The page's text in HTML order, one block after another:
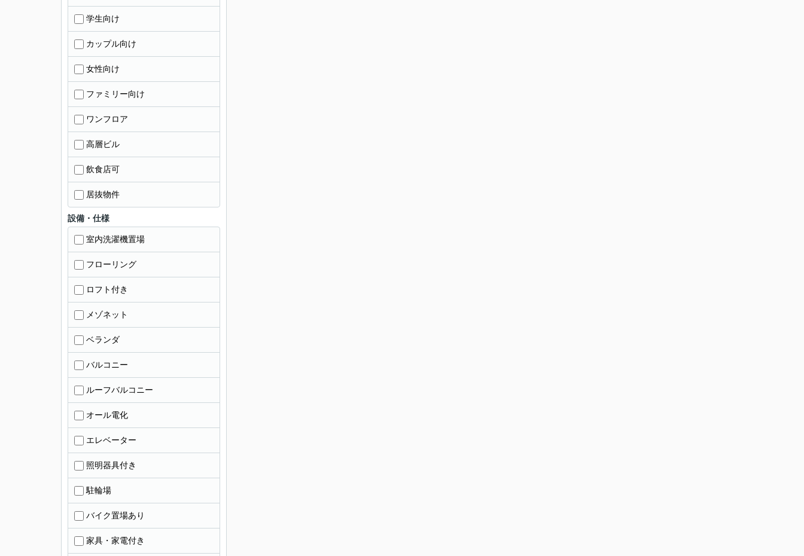
学生向け
カップル向け
女性向け
ファミリー向け
ワンフロア
高層ビル
飲食店可
居抜物件
設備・仕様
室内洗濯機置場
フローリング
ロフト付き
メゾネット
ベランダ
バルコニー
ルーフバルコニー
オール電化
エレベーター
照明器具付き
駐輪場
バイク置場あり
家具・家電付き